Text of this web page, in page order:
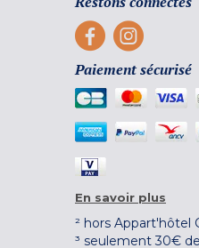
Paiement sécurisé
En savoir plus
² hors Appart'hôtel
³ seulement 30€